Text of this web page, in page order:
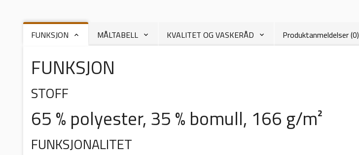
FUNKSJON MÅLTABELL KVALITET OG VASKERÅD Produktanmeldelser (0)
FUNKSJON
STOFF
65 % polyester, 35 % bomull, 166 g/m²
FUNKSJONALITET